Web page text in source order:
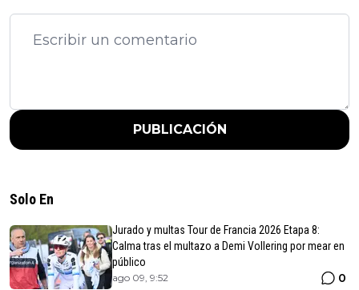
PUBLICACIÓN
Solo En
Jurado y multas Tour de Francia 2026 Etapa 8:
Calma tras el multazo a Demi Vollering por mear en
público
ago 09, 9:52 0